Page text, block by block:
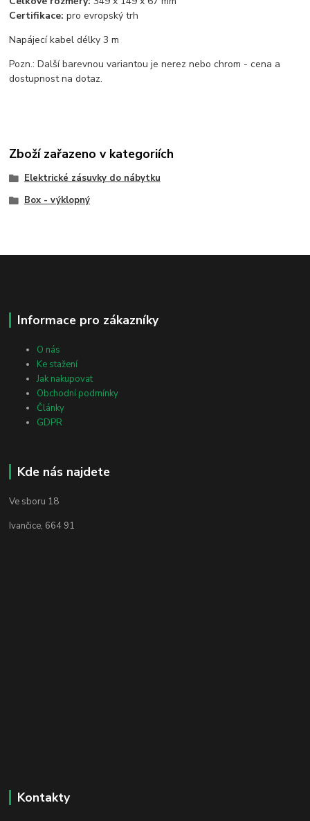
Certifikace: pro evropský trh
Napájecí kabel délky 3 m
Pozn.: Další barevnou variantou je nerez nebo chrom - cena a
dostupnost na dotaz.
Zboží zařazeno v kategoriích
Elektrické zásuvky do nábytku
Box - výklopný
Informace pro zákazníky
O nás
Ke stažení
Jak nakupovat
Obchodní podmínky
Články
GDPR
Kde nás najdete
Ve sboru 18
Ivančice, 664 91
Kontakty